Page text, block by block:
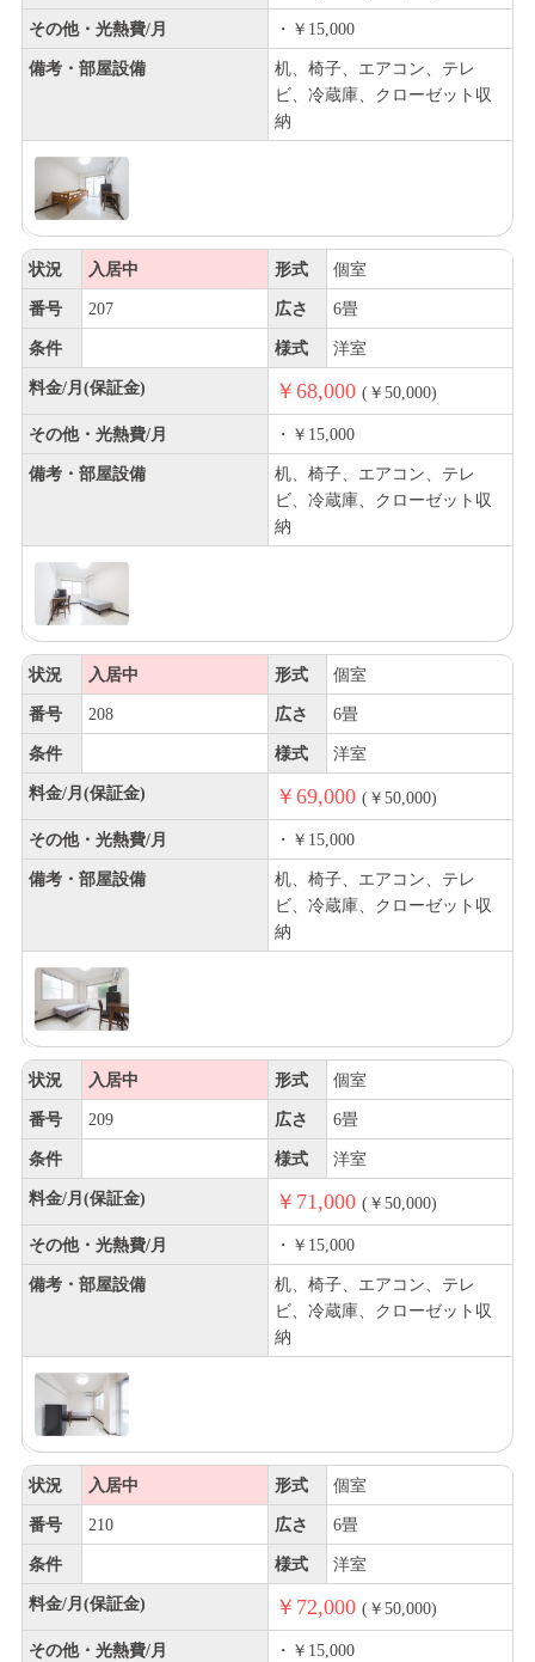
その他・光熱費/月 ・￥15,000
備考・部屋設備
机、椅子、エアコン、テレ
ビ、冷蔵庫、クローゼット収
納
状況 入居中 形式 個室
番号 207 広さ 6畳
条件 様式 洋室
料金/月(保証金) ￥68,000 (￥50,000)
その他・光熱費/月 ・￥15,000
備考・部屋設備
机、椅子、エアコン、テレ
ビ、冷蔵庫、クローゼット収
納
状況 入居中 形式 個室
番号 208 広さ 6畳
条件 様式 洋室
料金/月(保証金) ￥69,000 (￥50,000)
その他・光熱費/月 ・￥15,000
備考・部屋設備
机、椅子、エアコン、テレ
ビ、冷蔵庫、クローゼット収
納
状況 入居中 形式 個室
番号 209 広さ 6畳
条件 様式 洋室
料金/月(保証金) ￥71,000 (￥50,000)
その他・光熱費/月 ・￥15,000
備考・部屋設備
机、椅子、エアコン、テレ
ビ、冷蔵庫、クローゼット収
納
状況 入居中 形式 個室
番号 210 広さ 6畳
条件 様式 洋室
料金/月(保証金) ￥72,000 (￥50,000)
その他・光熱費/月 ・￥15,000